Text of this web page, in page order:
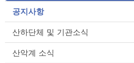
공지사항
산하단체 및 기관소식
산악계 소식